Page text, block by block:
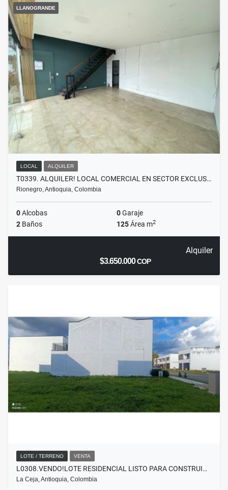
LLANOGRANDE
LOCAL ALQUILER
T0339. ALQUILER! LOCAL COMERCIAL EN SECTOR EXCLUS…
Rionegro, Antioquia, Colombia
0Alcobas 0Garaje
2 Baños 125Área m2
Alquiler
$3.650.000COP
LOTE / TERRENO VENTA
L0308.VENDO!LOTE RESIDENCIAL LISTO PARA CONSTRUI…
La Ceja, Antioquia, Colombia